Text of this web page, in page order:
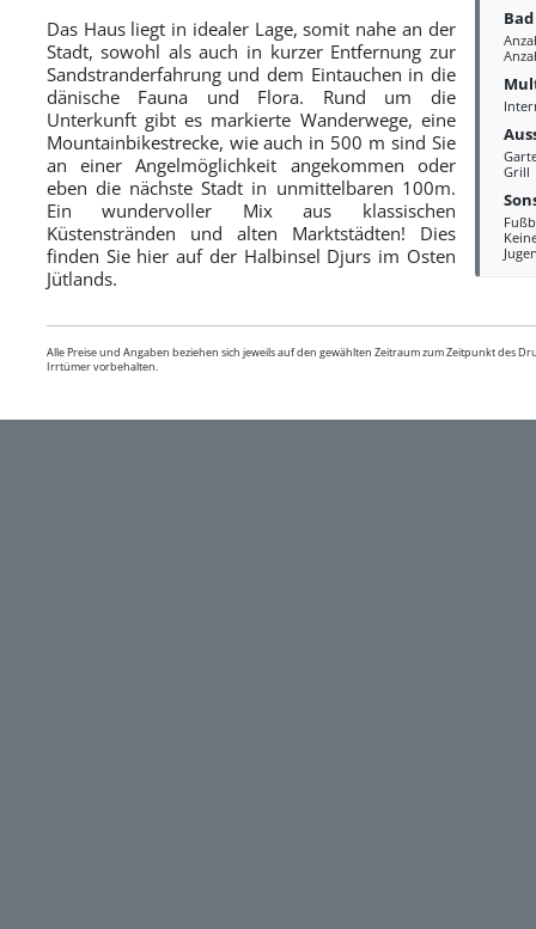
Bad
Grill
Das Haus liegt in idealer Lage, somit nahe an der
Stadt, sowohl als auch in kurzer Entfernung zur
Sandstranderfahrung und dem Eintauchen in die
dänische Fauna und Flora. Rund um die
Unterkunft gibt es markierte Wanderwege, eine
Mountainbikestrecke, wie auch in 500 m sind Sie
an einer Angelmöglichkeit angekommen oder
eben die nächste Stadt in unmittelbaren 100m.
Ein wundervoller Mix aus klassischen
Küstenstränden und alten Marktstädten! Dies
finden Sie hier auf der Halbinsel Djurs im Osten
Jütlands.
Alle Preise und Angaben beziehen sich jeweils auf den gewählten Zeitraum zum Zeitpunkt des
Irrtümer vorbehalten.